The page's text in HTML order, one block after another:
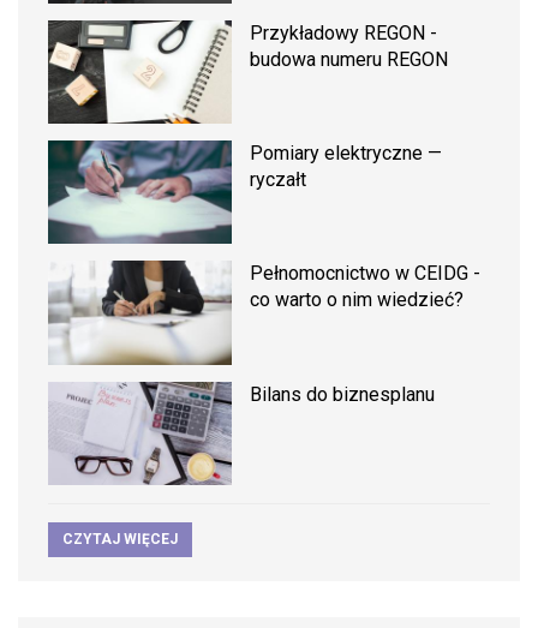
Przykładowy REGON -
budowa numeru REGON
Pomiary elektryczne —
ryczałt
Pełnomocnictwo w CEIDG -
co warto o nim wiedzieć?
Bilans do biznesplanu
CZYTAJ WIĘCEJ